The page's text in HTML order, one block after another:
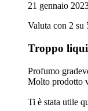
21 gennaio
Valuta con 2 su
Troppo
Profumo
Molto prodotto
Ti è stata utile